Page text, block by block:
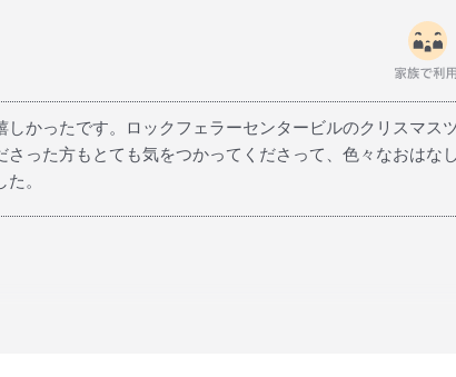
かったです。ロックフェラーセンタービルのクリスマス
った方もとても気をつかってくださって、色々なおはな
。
心いたしました。